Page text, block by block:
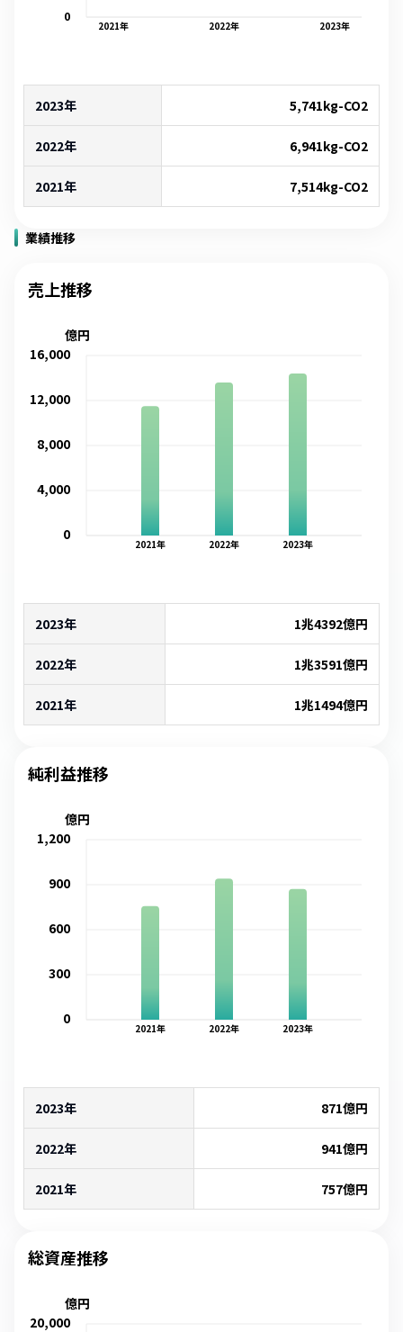
2021年 2022年 2023年
0
2023年 5,741kg-CO2
2022年 6,941kg-CO2
2021年 7,514kg-CO2
業績推移
売上推移
2021年 2022年 2023年
0
4,000
8,000
12,000
16,000
億円
2023年 1兆4392億円
2022年 1兆3591億円
2021年 1兆1494億円
純利益推移
2021年 2022年 2023年
0
300
600
900
1,200
億円
2023年 871億円
2022年 941億円
2021年 757億円
総資産推移
20,000
億円